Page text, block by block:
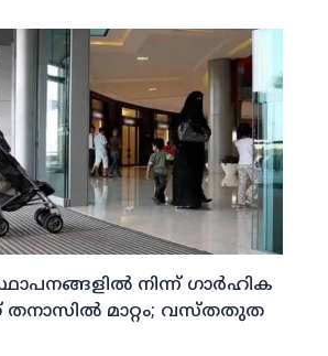
നിന്ന് ഗാര്‍ഹിക
തനാസില്‍ മാറ്റം; വസ്തതുത